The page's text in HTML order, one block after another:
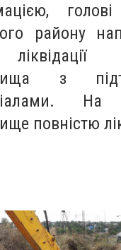
голові
району
з
повністю